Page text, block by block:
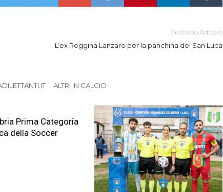
Prossimo Articolo
L’ex Reggina Lanzaro per la panchina del San Luca
ALTRI IN CALCIO
Prima Categoria
della Soccer